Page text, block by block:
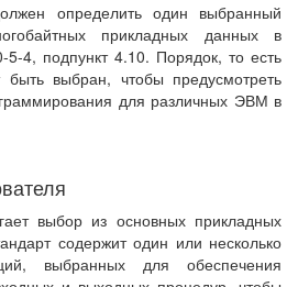
определить один выбранный
прикладных данных в
4, подпункт 4.10. Порядок, то есть
выбран, чтобы предусмотреть
для различных ЭВМ в
выбор из основных прикладных
содержит один или несколько
выбранных для обеспечения